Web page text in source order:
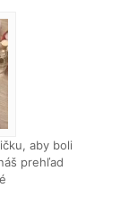
aby boli
prehľad